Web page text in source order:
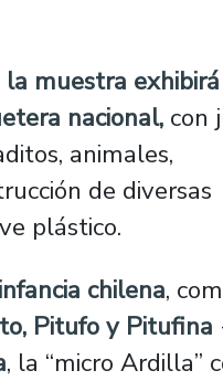
la muestra
nacional, con
animales,
de diversas
plástico.
chilena,
Pitufo y Pitufina
, la “micro Ardilla”